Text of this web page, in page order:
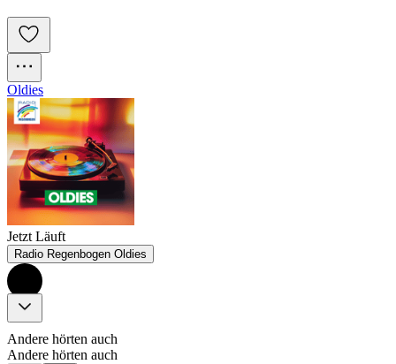
Oldies
Jetzt Läuft
Radio Regenbogen Oldies
Andere hörten auch
Andere hörten auch